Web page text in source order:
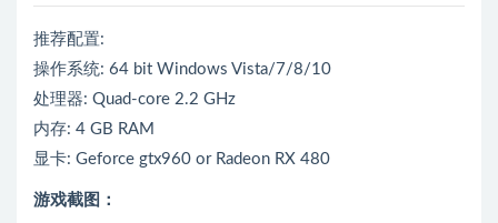
推荐配置:
操作系统: 64 bit Windows Vista/7/8/10
处理器: Quad-core 2.2 GHz
内存: 4 GB RAM
显卡: Geforce gtx960 or Radeon RX 480
游戏截图：